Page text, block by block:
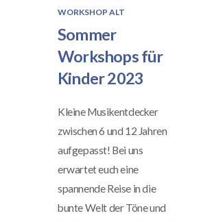
WORKSHOP ALT
Sommer
Workshops für
Kinder 2023
Kleine Musikentdecker
zwischen 6 und 12 Jahren
aufgepasst! Bei uns
erwartet euch eine
spannende Reise in die
bunte Welt der Töne und